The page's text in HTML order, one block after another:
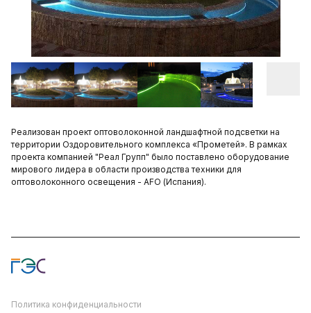
Реализован проект оптоволоконной ландшафтной подсветки на
территории Оздоровительного комплекса «Прометей». В рамках
проекта компанией "Реал Групп" было поставлено оборудование
мирового лидера в области производства техники для
оптоволоконного освещения - AFO (Испания).
Политика конфиденциальности